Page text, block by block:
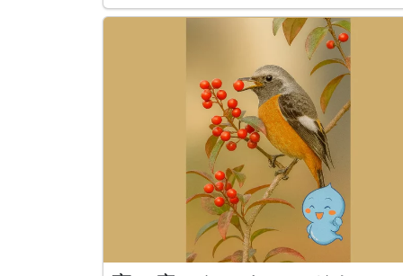
さな花のつながり by Aqua バーベナの花は、 小
さな花が寄り添って咲く。 あなたも今日は、 誰